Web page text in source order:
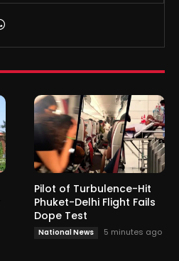
Pilot of Turbulence-Hit
Phuket-Delhi Flight Fails
Dope Test
National News 5 minutes ago